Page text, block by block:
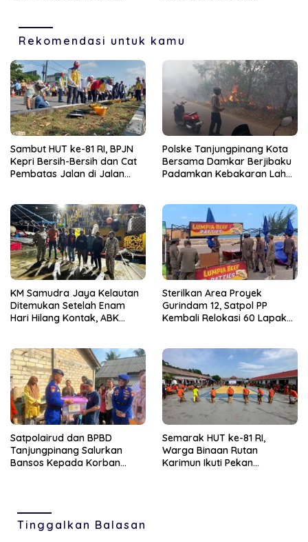
Rekomendasi untuk kamu
Sambut HUT ke-81 RI, BPJN
Kepri Bersih-Bersih dan Cat
Pembatas Jalan di Jalan
Polske Tanjungpinang Kota
Bersama Damkar Berjibaku
Padamkan Kebakaran Lahan
KM Samudra Jaya Kelautan
Ditemukan Setelah Enam
Hari Hilang Kontak, ABK
Sterilkan Area Proyek
Gurindam 12, Satpol PP
Kembali Relokasi 60 Lapak
Satpolairud dan BPBD
Tanjungpinang Salurkan
Bansos Kepada Korban
Semarak HUT ke-81 RI,
Warga Binaan Rutan
Karimun Ikuti Pekan
Tinggalkan Balasan